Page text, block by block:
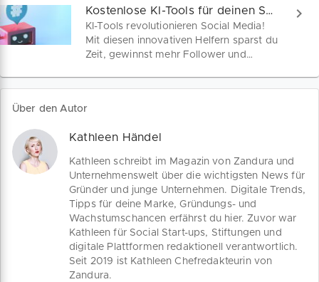
effizienter Kundenkommunikation – in
unserer kostenlosen Checkliste wirst du
fündig.
Kostenlose KI-Tools für deinen Social-Media-Erfolg!
KI-Tools revolutionieren Social Media!
Mit diesen innovativen Helfern sparst du
Zeit, gewinnst mehr Follower und
Über den Autor
Kathleen Händel
Kathleen schreibt im Magazin von Zandura und
Unternehmenswelt über die wichtigsten News für
Gründer und junge Unternehmen. Digitale Trends,
Tipps für deine Marke, Gründungs- und
Wachstumschancen erfährst du hier. Zuvor war
Kathleen für Social Start-ups, Stiftungen und
digitale Plattformen redaktionell verantwortlich.
Seit 2019 ist Kathleen Chefredakteurin von
Zandura.